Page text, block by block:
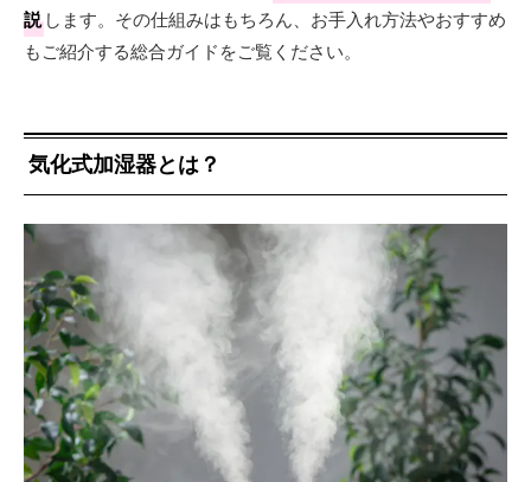
説 します。その仕組みはもちろん、お手入れ方法やおすすめ
もご紹介する総合ガイドをご覧ください。
気化式加湿器とは？